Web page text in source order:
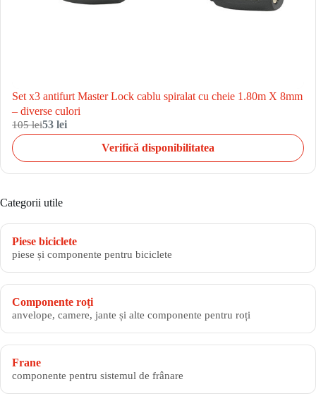
Set x3 antifurt Master Lock cablu spiralat cu cheie 1.80m X 8mm
– diverse culori
105 lei53 lei
Verifică disponibilitatea
Categorii utile
Piese biciclete
piese și componente pentru biciclete
Componente roți
anvelope, camere, jante și alte componente pentru roți
Frane
componente pentru sistemul de frânare